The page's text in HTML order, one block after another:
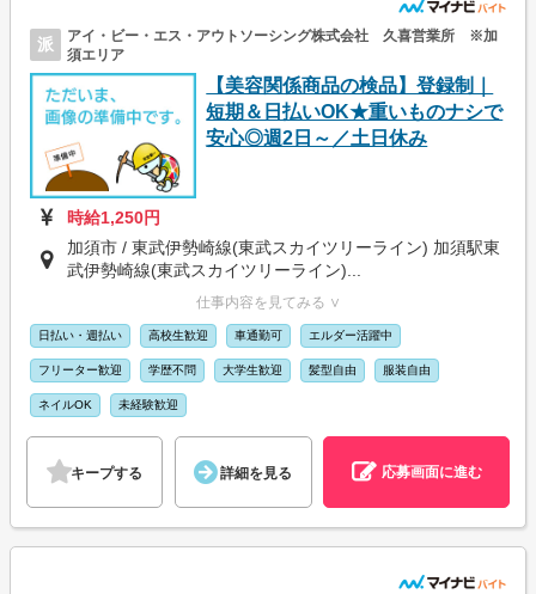
派
アイ・ビー・エス・アウトソーシング株式会社 久喜営業所 ※加
須エリア
【美容関係商品の検品】登録制｜
短期＆日払いOK★重いものナシで
安心◎週2日～／土日休み
時給1,250円
加須市 / 東武伊勢崎線(東武スカイツリーライン) 加須駅東
武伊勢崎線(東武スカイツリーライン)...
仕事内容を見てみる ∨
日払い・週払い 高校生歓迎 車通勤可 エルダー活躍中
フリーター歓迎 学歴不問 大学生歓迎 髪型自由 服装自由
ネイルOK 未経験歓迎
キープする 詳細を見る 応募画面に進む